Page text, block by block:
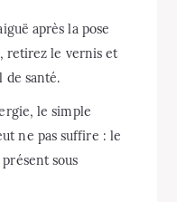
après la pose
retirez le vernis et
de santé.
le simple
ne pas suffire : le
sous